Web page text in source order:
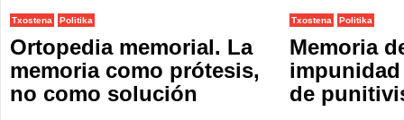
Txostena Politika
Ortopedia memorial. La
memoria como prótesis,
no como solución
Txostena Politika
Memoria
de